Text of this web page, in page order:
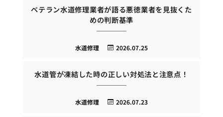
ベテラン水道修理業者が語る悪徳業者を見抜くた
めの判断基準
2026.07.25
水道修理
水道管が凍結した時の正しい対処法と注意点！
2026.07.23
水道修理